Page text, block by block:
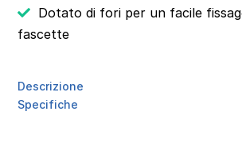
Dotato di fori per un facile
fascette
Descrizione
Specifiche